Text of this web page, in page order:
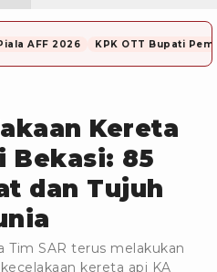
AFF 2026 KPK OTT Bupati
Kereta
Bekasi: 85
dan Tujuh
Tim SAR terus melakukan
kereta api KA